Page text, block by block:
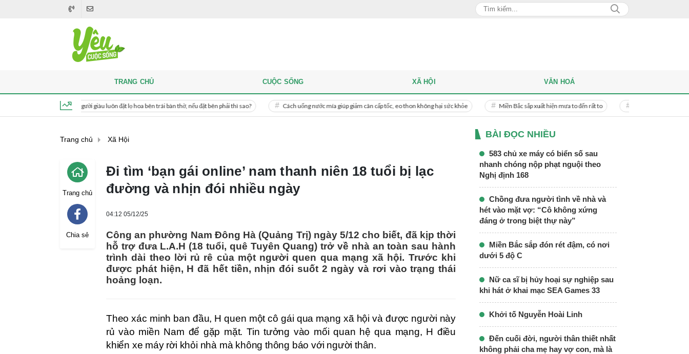
thắp hương, người giàu luôn đặt lọ hoa bên trái bàn thờ, nếu đặt bên phải thì sao? Cách uống nước mía giúp giảm cân cấp tốc, eo thon không hại sức khỏe Miền Bắc sắp xuất hiện mưa to đến rất to Danh tính người phụ nữ bị bạn trai
TRANG CHỦ CUỘC SỐNG XÃ HỘI VĂN HOÁ
Trang chủ Xã Hội
Trang chủ
Chia sẻ
Đi tìm ‘bạn gái online’ nam thanh niên 18 tuổi bị lạc
đường và nhịn đói nhiều ngày
04:12 05/12/25
Công an phường Nam Đông Hà (Quảng Trị) ngày 5/12 cho biết, đã kịp thời
hỗ trợ đưa L.A.H (18 tuổi, quê Tuyên Quang) trở về nhà an toàn sau hành
trình dài theo lời rủ rê của một người quen qua mạng xã hội. Trước khi
được phát hiện, H đã hết tiền, nhịn đói suốt 2 ngày và rơi vào trạng thái
hoảng loạn.
Theo xác minh ban đầu, H quen một cô gái qua mạng xã hội và được người này
rủ vào miền Nam để gặp mặt. Tin tưởng vào mối quan hệ qua mạng, H điều
khiển xe máy rời khỏi nhà mà không thông báo với người thân.
BÀI ĐỌC NHIỀU
583 chủ xe máy có biển số sau
nhanh chóng nộp phạt nguội theo
Nghị định 168
Chồng đưa người tình về nhà và
hét vào mặt vợ: “Cô không xứng
đáng ở trong biệt thự này”
Miền Bắc sắp đón rét đậm, có nơi
dưới 5 độ C
Nữ ca sĩ bị hủy hoại sự nghiệp sau
khi hát ở khai mạc SEA Games 33
Khởi tố Nguyễn Hoài Linh
Đến cuối đời, người thân thiết nhất
không phải cha mẹ hay vợ con, mà là